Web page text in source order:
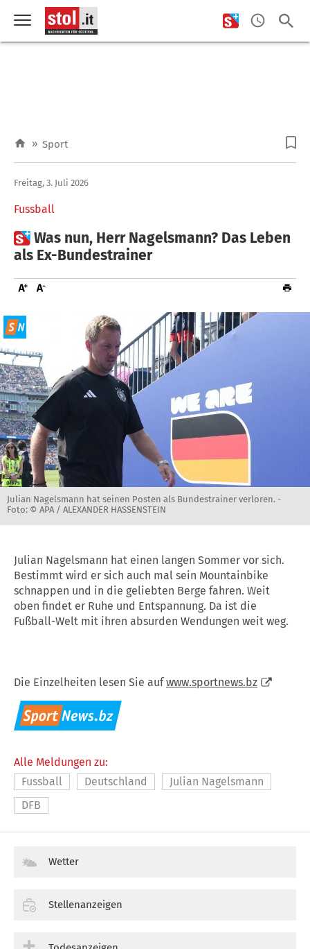
» Sport
Fussball
Freitag, 3. Juli 2026
Was nun, Herr Nagelsmann? Das Leben
als Ex-Bundestrainer
Julian Nagelsmann hat seinen Posten als Bundestrainer verloren. -
Foto: © APA / ALEXANDER HASSENSTEIN
Julian Nagelsmann hat einen langen Sommer vor sich.
Bestimmt wird er sich auch mal sein Mountainbike
schnappen und in die geliebten Berge fahren. Weit
oben findet er Ruhe und Entspannung. Da ist die
Fußball-Welt mit ihren absurden Wendungen weit weg.
Die Einzelheiten lesen Sie aufwww.sportnews.bz
Alle Meldungen zu:
Fussball
Deutschland
Julian Nagelsmann
DFB
Wetter
Stellenanzeigen